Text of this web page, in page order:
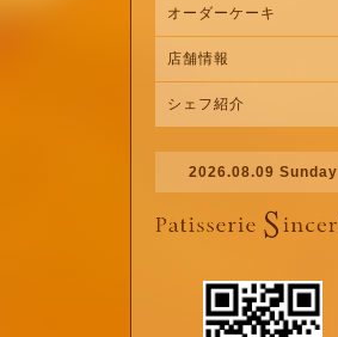
オーダーケーキ
店舗情報
シェフ紹介
2026.08.09 Sunday